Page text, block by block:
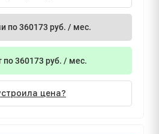
по 360173 руб. / мес.
по 360173 руб. / мес.
цена?